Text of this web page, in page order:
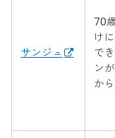
サンジュ
70
け
で
ン
か